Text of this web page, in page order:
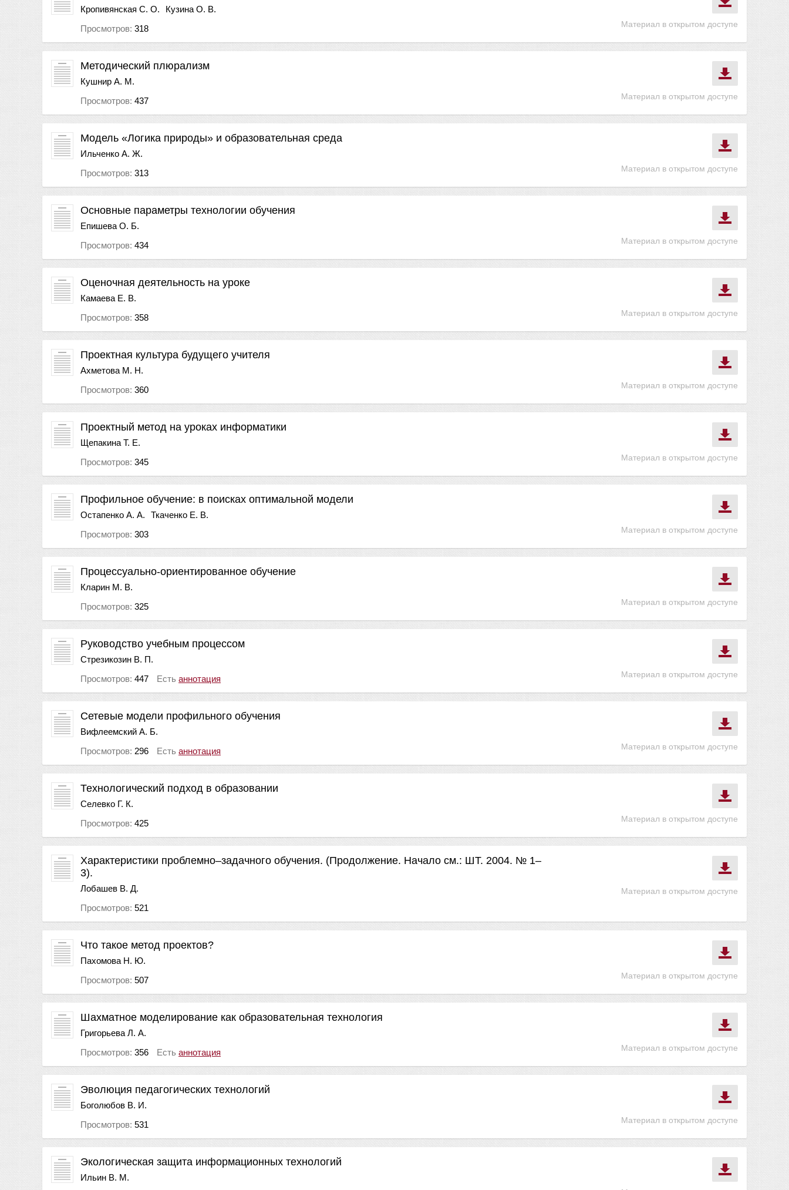
Материал в открытом доступе
Кропивянская С. О.
Кузина О. В.
Просмотров: 318
Материал в открытом доступе
Методический плюрализм
Кушнир А. М.
Просмотров: 437
Материал в открытом доступе
Модель «Логика природы» и образовательная среда
Ильченко А. Ж.
Просмотров: 313
Материал в открытом доступе
Основные параметры технологии обучения
Епишева О. Б.
Просмотров: 434
Материал в открытом доступе
Оценочная деятельность на уроке
Камаева Е. В.
Просмотров: 358
Материал в открытом доступе
Проектная культура будущего учителя
Ахметова М. Н.
Просмотров: 360
Материал в открытом доступе
Проектный метод на уроках информатики
Щепакина Т. Е.
Просмотров: 345
Материал в открытом доступе
Профильное обучение: в поисках оптимальной модели
Остапенко А. А.
Ткаченко Е. В.
Просмотров: 303
Материал в открытом доступе
Процессуально-ориентированное обучение
Кларин М. В.
Просмотров: 325
Материал в открытом доступе
Руководство учебным процессом
Стрезикозин В. П.
Просмотров: 447 Есть аннотация
Материал в открытом доступе
Сетевые модели профильного обучения
Вифлеемский А. Б.
Просмотров: 296 Есть аннотация
Материал в открытом доступе
Технологический подход в образовании
Селевко Г. К.
Просмотров: 425
Материал в открытом доступе
Характеристики проблемно–задачного обучения. (Продолжение. Начало см.: ШТ. 2004. № 1–
3).
Лобашев В. Д.
Просмотров: 521
Материал в открытом доступе
Что такое метод проектов?
Пахомова Н. Ю.
Просмотров: 507
Материал в открытом доступе
Шахматное моделирование как образовательная технология
Григорьева Л. А.
Просмотров: 356 Есть аннотация
Материал в открытом доступе
Эволюция педагогических технологий
Боголюбов В. И.
Просмотров: 531
Экологическая защита информационных технологий
Ильин В. М.